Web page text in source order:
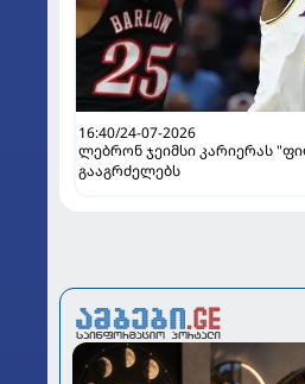
16:40/24-07-2026
ლებრონ ჯეიმსი კარიერას
გააგრძელებს